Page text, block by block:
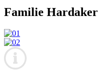
Familie Hardaker